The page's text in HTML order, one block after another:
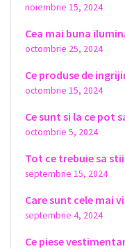
noiembrie 15, 2024
Cea mai buna
octombrie 25, 2024
Ce produse de
octombrie 15, 2024
Ce sunt si la ce pot
octombrie 5, 2024
Tot ce trebuie sa
septembrie 15, 2024
Care sunt cele mai
septembrie 4, 2024
Ce piese